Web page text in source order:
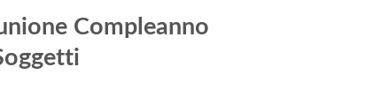
Compleanno